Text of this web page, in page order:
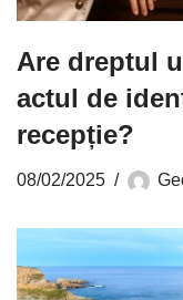
Are dreptul
actul de
recepție?
08/02/2025